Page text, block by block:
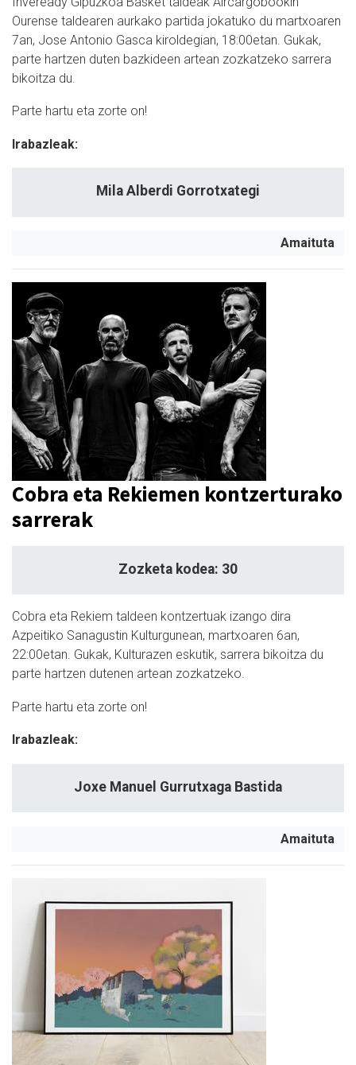
Ourense taldearen aurkako partida jokatuko du martxoaren
7an, Jose Antonio Gasca kiroldegian, 18:00etan. Gukak,
parte hartzen duten bazkideen artean zozkatzeko sarrera
bikoitza du.
Parte hartu eta zorte on!
Irabazleak:
Mila Alberdi Gorrotxategi
Amaituta
Cobra eta Rekiemen kontzerturako
sarrerak
Zozketa kodea: 30
Cobra eta Rekiem taldeen kontzertuak izango dira
Azpeitiko Sanagustin Kulturgunean, martxoaren 6an,
22:00etan. Gukak, Kulturazen eskutik, sarrera bikoitza du
parte hartzen dutenen artean zozkatzeko.
Parte hartu eta zorte on!
Irabazleak:
Joxe Manuel Gurrutxaga Bastida
Amaituta